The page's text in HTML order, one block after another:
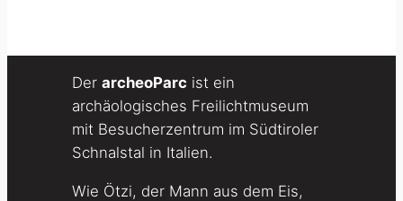
Der archeoParc ist ein
archäologisches Freilichtmuseum
mit Besucherzentrum im Südtiroler
Schnalstal in Italien.
Wie Ötzi, der Mann aus dem Eis,